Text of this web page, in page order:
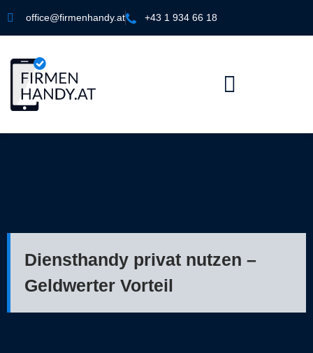
office@firmenhandy.at +43 1 934 66 18
Diensthandy privat nutzen –
Geldwerter Vorteil